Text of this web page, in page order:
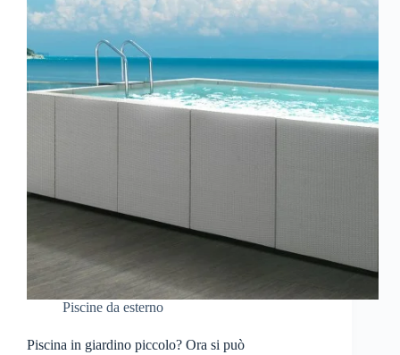
Piscine da esterno
Piscina in giardino piccolo? Ora si può